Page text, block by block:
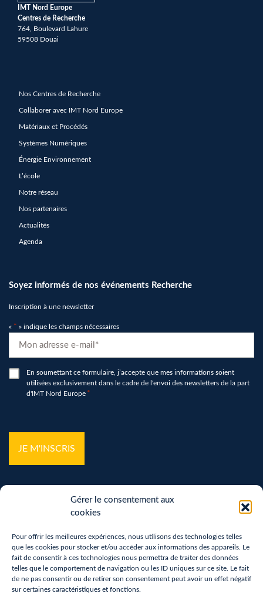
Gérer le consentement aux
cookies
Pour offrir les meilleures expériences, nous utilisons des technologies telles
que les cookies pour stocker et/ou accéder aux informations des appareils. Le
fait de consentir à ces technologies nous permettra de traiter des données
telles que le comportement de navigation ou les ID uniques sur ce site. Le fait
de ne pas consentir ou de retirer son consentement peut avoir un effet négatif
sur certaines caractéristiques et fonctions.
IMT Nord Europe
Centres de Recherche
764, Boulevard Lahure
59508 Douai
Nos Centres de Recherche
Collaborer avec IMT Nord Europe
Matériaux et Procédés
Systèmes Numériques
Énergie Environnement
L’école
Notre réseau
Nos partenaires
Actualités
Agenda
Soyez informés de nos événements Recherche
Inscription à une newsletter
« * » indique les champs nécessaires
*
RGPDEn soumettant ce formulaire, j’accepte que mes informations soient
utilisées exclusivement dans le cadre de l'envoi des newsletters de la part
d'IMT Nord Europe *
Mentions légales
Politique de confidentialité
Vos droits sur vos données personnelles